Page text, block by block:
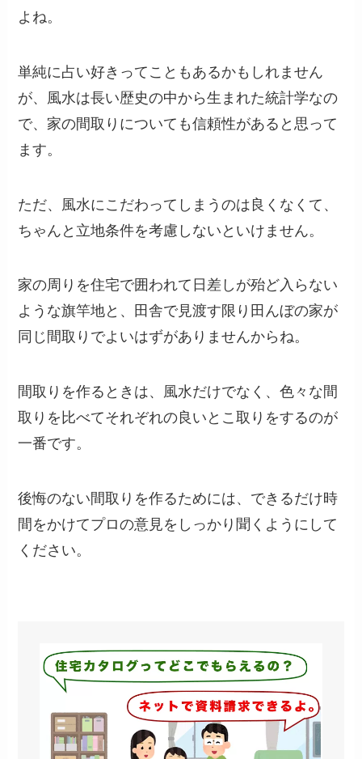
よね。
単純に占い好きってこともあるかもしれません
が、風水は長い歴史の中から生まれた統計学なの
で、家の間取りについても信頼性があると思って
ます。
ただ、風水にこだわってしまうのは良くなくて、
ちゃんと立地条件を考慮しないといけません。
家の周りを住宅で囲われて日差しが殆ど入らない
ような旗竿地と、田舎で見渡す限り田んぼの家が
同じ間取りでよいはずがありませんからね。
間取りを作るときは、風水だけでなく、色々な間
取りを比べてそれぞれの良いとこ取りをするのが
一番です。
後悔のない間取りを作るためには、できるだけ時
間をかけてプロの意見をしっかり聞くようにして
ください。